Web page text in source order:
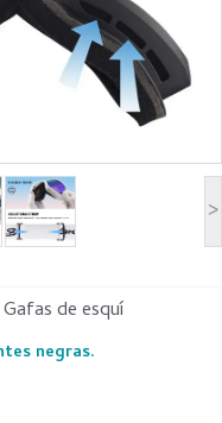
>
Gafas de esquí
negras.